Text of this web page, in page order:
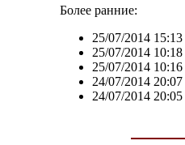
Более ранние:
25/07/2014 15:13
25/07/2014 10:18
25/07/2014 10:16
24/07/2014 20:07
24/07/2014 20:05